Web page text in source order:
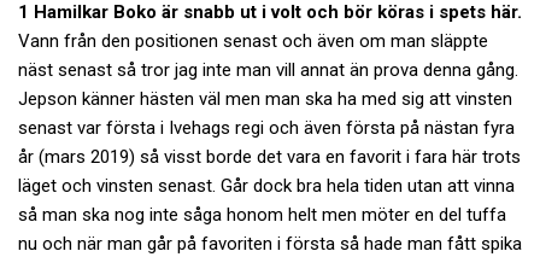
1 Hamilkar Boko är snabb ut i volt och bör köras i spets här.
Vann från den positionen senast och även om man släppte
näst senast så tror jag inte man vill annat än prova denna gång.
Jepson känner hästen väl men man ska ha med sig att vinsten
senast var första i Ivehags regi och även första på nästan fyra
år (mars 2019) så visst borde det vara en favorit i fara här trots
läget och vinsten senast. Går dock bra hela tiden utan att vinna
så man ska nog inte såga honom helt men möter en del tuffa
nu och när man går på favoriten i första så hade man fått spika